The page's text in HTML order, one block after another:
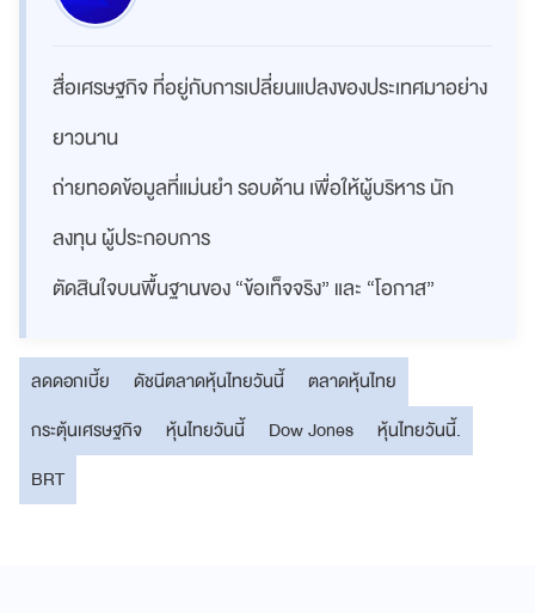
สื่อเศรษฐกิจ ที่อยู่กับการเปลี่ยนแปลงของประเทศมาอย่าง
ยาวนาน
ถ่ายทอดข้อมูลที่แม่นยำ รอบด้าน เพื่อให้ผู้บริหาร นัก
ลงทุน ผู้ประกอบการ
ตัดสินใจบนพื้นฐานของ “ข้อเท็จจริง” และ “โอกาส”
ลดดอกเบี้ย ดัชนีตลาดหุ้นไทยวันนี้
ตลาดหุ้นไทย
กระตุ้นเศรษฐกิจ
หุ้นไทยวันนี้ Dow Jones
หุ้นไทยวันนี้.
BRT